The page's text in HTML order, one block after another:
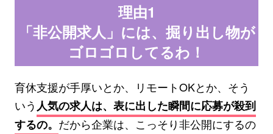
理由1
「非公開求人」には、掘り出し物が
ゴロゴロしてるわ！
育休支援が手厚いとか、リモートOKとか、そう
いう 人気の求人は、表に出した瞬間に応募が殺到
するの。 だから企業は、こっそり非公開にするの